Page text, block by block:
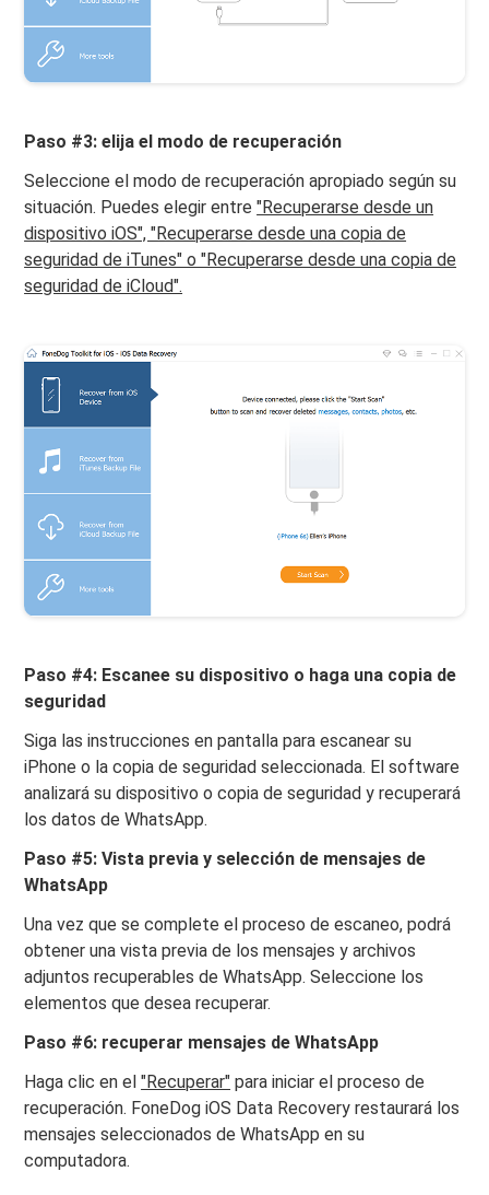
Paso #3: elija el modo de recuperación
Seleccione el modo de recuperación apropiado según su
situación. Puedes elegir entre"Recuperarse desde un
dispositivo iOS", "Recuperarse desde una copia de
seguridad de iTunes" o "Recuperarse desde una copia de
seguridad de iCloud".
Paso #4: Escanee su dispositivo o haga una copia de
seguridad
Siga las instrucciones en pantalla para escanear su
iPhone o la copia de seguridad seleccionada. El software
analizará su dispositivo o copia de seguridad y recuperará
los datos de WhatsApp.
Paso #5: Vista previa y selección de mensajes de
WhatsApp
Una vez que se complete el proceso de escaneo, podrá
obtener una vista previa de los mensajes y archivos
adjuntos recuperables de WhatsApp. Seleccione los
elementos que desea recuperar.
Paso #6: recuperar mensajes de WhatsApp
Haga clic en el"Recuperar" para iniciar el proceso de
recuperación. FoneDog iOS Data Recovery restaurará los
mensajes seleccionados de WhatsApp en su
computadora.